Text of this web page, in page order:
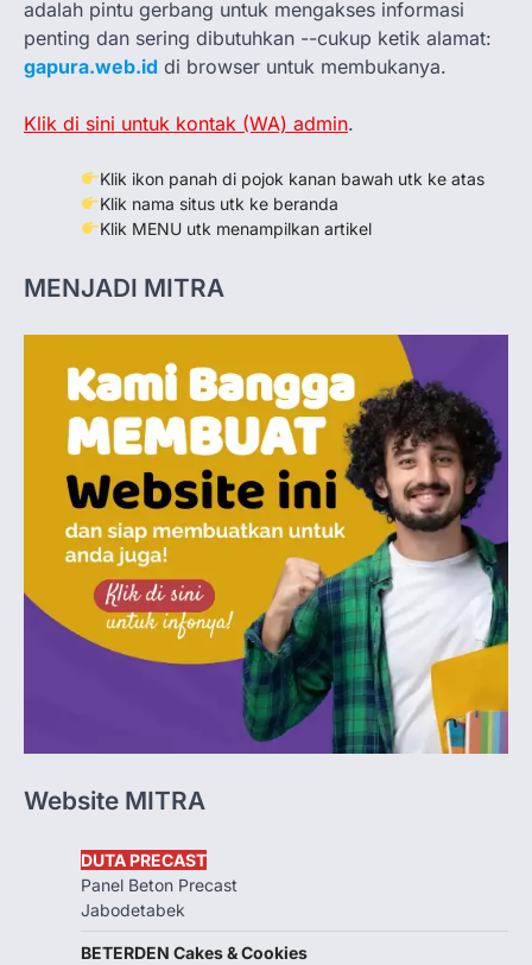
adalah pintu gerbang untuk mengakses informasi
penting dan sering dibutuhkan --cukup ketik alamat:
gapura.web.id di browser untuk membukanya.
Klik di sini untuk kontak (WA) admin.
Klik ikon panah di pojok kanan bawah utk ke atas
Klik nama situs utk ke beranda
Klik MENU utk menampilkan artikel
MENJADI MITRA
Website MITRA
DUTA PRECAST
Panel Beton Precast
Jabodetabek
BETERDEN Cakes & Cookies